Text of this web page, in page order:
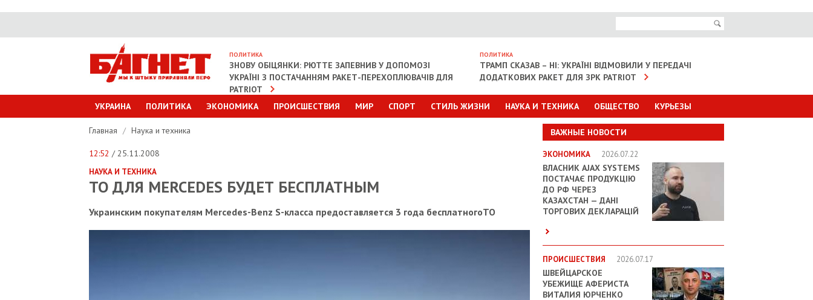
ПОЛИТИКА
ЗНОВУ ОБІЦЯНКИ: РЮТТЕ ЗАПЕВНИВ У ДОПОМОЗІ
УКРАЇНІ З ПОСТАЧАННЯМ РАКЕТ-ПЕРЕХОПЛЮВАЧІВ ДЛЯ
PATRIOT
ПОЛИТИКА
ТРАМП СКАЗАВ – НІ: УКРАЇНІ ВІДМОВИЛИ У ПЕРЕДАЧІ
ДОДАТКОВИХ РАКЕТ ДЛЯ ЗРК PATRIOT
УКРАИНА ПОЛИТИКА ЭКОНОМИКА ПРОИСШЕСТВИЯ МИР СПОРТ СТИЛЬ ЖИЗНИ НАУКА И ТЕХНИКА ОБЩЕСТВО КУРЬЕЗЫ
ВАЖНЫЕ НОВОСТИ
ЭКОНОМИКА 2026.07.22
ВЛАСНИК AJAX SYSTEMS
ПОСТАЧАЄ ПРОДУКЦІЮ
ДО РФ ЧЕРЕЗ
КАЗАХСТАН — ДАНІ
ТОРГОВИХ ДЕКЛАРАЦІЙ
ПРОИСШЕСТВИЯ 2026.07.17
ШВЕЙЦАРСКОЕ
УБЕЖИЩЕ АФЕРИСТА
ВИТАЛИЯ ЮРЧЕНКО
Главная / Наука и техника
12:52 / 25.11.2008
НАУКА И ТЕХНИКА
ТО ДЛЯ MERCEDES БУДЕТ БЕСПЛАТНЫМ
Украинским покупателям Mercedes-Benz S-класса предоставляется 3 года бесплатногоТО